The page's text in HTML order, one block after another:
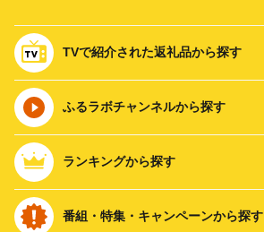
TVで紹介された返礼品から探す
ふるラボチャンネルから探す
ランキングから探す
番組・特集・キャンペーンから探す